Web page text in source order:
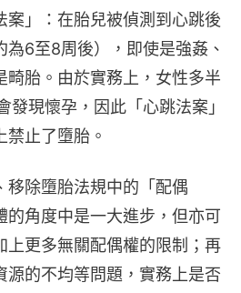
案」：在胎兒被偵測到心跳後
為6至8周後），即使是強姦、
畸胎。由於實務上，女性多半
現懷孕，因此「心跳法案」
止了墮胎。
移除墮胎法規中的「配偶
的角度中是一大進步，但亦可
上更多無關配偶權的限制；再
源的不均等問題，實務上是否